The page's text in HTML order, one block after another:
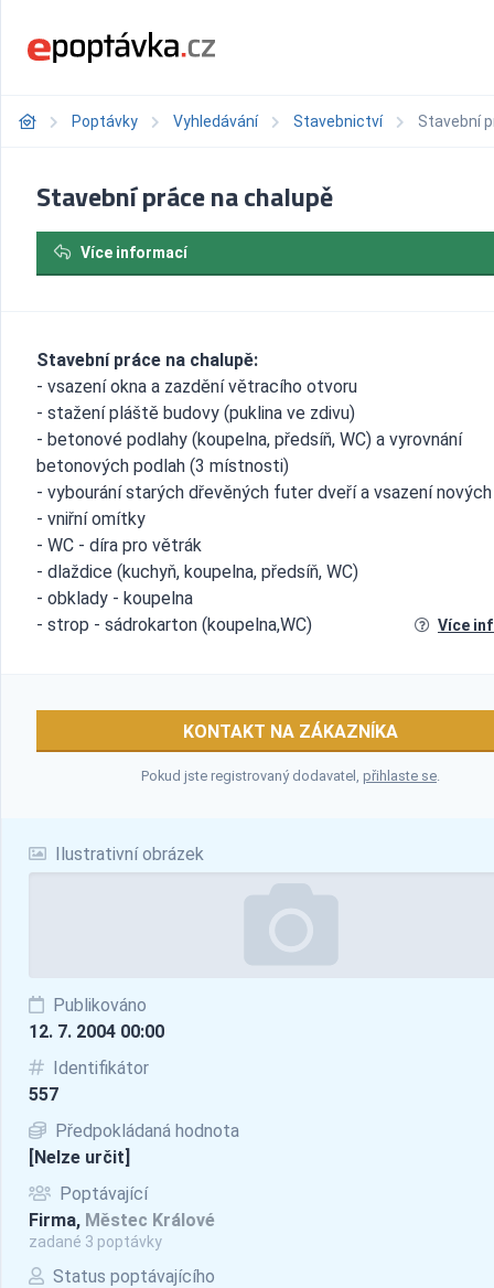
Poptávky Vyhledávání Stavebnictví Stavební
Ilustrativní obrázek
Publikováno
12. 7. 2004 00:00
Identifikátor
557
Předpokládaná hodnota
[Nelze určit]
Poptávající
Firma, Městec Králové
zadané 3 poptávky
Status poptávajícího
Stavební práce na chalupě
Více informací
Stavební práce na chalupě:
- vsazení okna a zazdění větracího otvoru
- stažení pláště budovy (puklina ve zdivu)
- betonové podlahy (koupelna, předsíň, WC) a vyrovnání
betonových podlah (3 místnosti)
- vybourání starých dřevěných futer dveří a vsazení nových
- vniřní omítky
- WC - díra pro větrák
- dlaždice (kuchyň, koupelna, předsíň, WC)
- obklady - koupelna
- strop - sádrokarton (koupelna,WC)
Více
KONTAKT NA ZÁKAZNÍKA
Pokud jste registrovaný dodavatel, přihlaste se.